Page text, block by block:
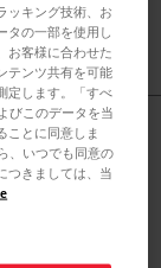
ッキング技術、お
タの一部を使用し
お客様に合わせた
テンツ共有を可能
定します。「すべ
びこのデータを当
ことに同意しま
、いつでも同意の
つきましては、当